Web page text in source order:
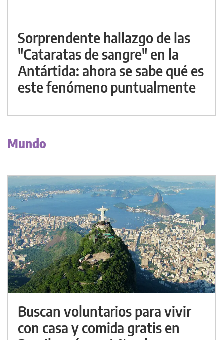
Sorprendente hallazgo de las
"Cataratas de sangre" en la
Antártida: ahora se sabe qué es
este fenómeno puntualmente
Mundo
Buscan voluntarios para vivir
con casa y comida gratis en